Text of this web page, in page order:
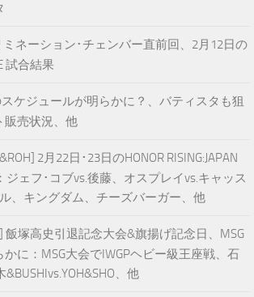
ミネーション･チェンバー直前回、2月12日の
試合結果
ケジュールが明らかに？、バティスタも狙
販売状況、他
2月22日･23日のHONOR RISING:JAPAN
ジェフ･コブvs.後藤、オスプレイvs.キャッス
、キングダム、チーズバーガー、他
飯塚高史引退記念大会&旗揚げ記念日、MSG
に：MSG大会でIWGPヘビー級王座戦、石
、他